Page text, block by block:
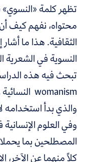
تظهر كلمة «النسوي»
محتواه، نفهم كيف
الثقافية. هذا ما
النسوية في الشعرية
تبحث فيه هذه
والذي بدأ استخدامه
المصطلحين بما
كلاً منهما عن الآخر،